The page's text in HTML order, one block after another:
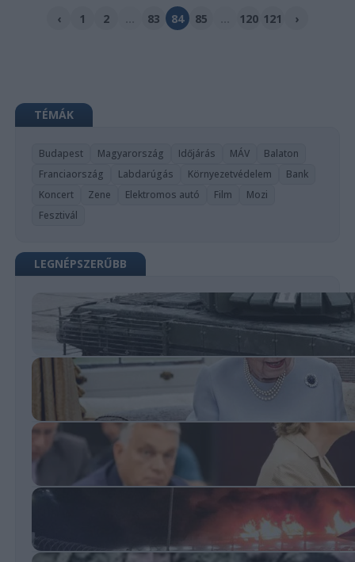
‹ 1 2 83 84 85 120 121 ›
TÉMÁK
Budapest Magyarország Időjárás MÁV
Balaton
Franciaország
Labdarúgás Környezetvédelem
Bank
Koncert
Zene Elektromos autó Film
Mozi
Fesztivál
LEGNÉPSZERŰBB